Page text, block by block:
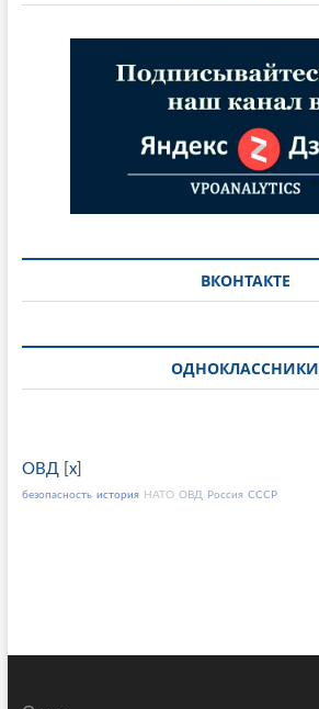
ВКОНТАКТЕ
ОДНОКЛАССНИКИ
ОВД x]
безопасность история НАТО ОВД Россия СССР